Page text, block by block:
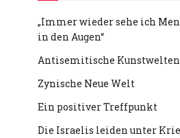
„Immer wieder sehe ich
in den Augen“
Antisemitische Kunstwelten
Zynische Neue Welt
Ein positiver Treffpunkt
Die Israelis leiden unter